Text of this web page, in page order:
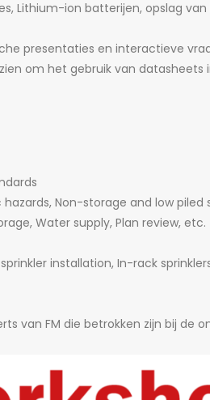
Lithium-ion batterijen, opslag
presentaties en interactieve
om het gebruik van datasheets
Non-storage and low
Water supply, Plan review, etc.
installation, In-rack
van FM die betrokken zijn bij de